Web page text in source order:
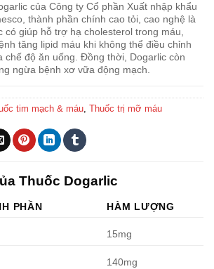
của Công ty Cổ phần Xuất nhập khẩu
thành phần chính cao tỏi, cao nghệ là
có giúp hỗ trợ hạ cholesterol trong máu,
tăng lipid máu khi không thể điều chỉnh
chế độ ăn uống. Đồng thời, Dogarlic còn
ngừa bệnh xơ vữa động mạch.
tim mạch & máu, Thuốc trị mỡ máu
Thuốc Dogarlic
PHẦN HÀM LƯỢNG
15mg
140mg